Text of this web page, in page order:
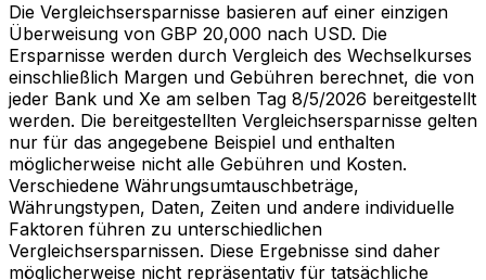
Die Vergleichsersparnisse basieren auf einer einzigen
Überweisung von GBP 20,000 nach USD. Die
Ersparnisse werden durch Vergleich des Wechselkurses
einschließlich Margen und Gebühren berechnet, die von
jeder Bank und Xe am selben Tag 8/5/2026 bereitgestellt
werden. Die bereitgestellten Vergleichsersparnisse gelten
nur für das angegebene Beispiel und enthalten
möglicherweise nicht alle Gebühren und Kosten.
Verschiedene Währungsumtauschbeträge,
Währungstypen, Daten, Zeiten und andere individuelle
Faktoren führen zu unterschiedlichen
Vergleichsersparnissen. Diese Ergebnisse sind daher
möglicherweise nicht repräsentativ für tatsächliche